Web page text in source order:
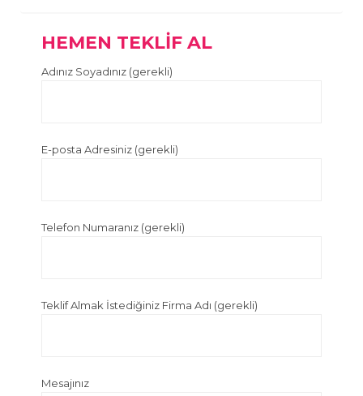
HEMEN TEKLİF AL
Adınız Soyadınız (gerekli)
E-posta Adresiniz (gerekli)
Telefon Numaranız (gerekli)
Teklif Almak İstediğiniz Firma Adı (gerekli)
Mesajınız